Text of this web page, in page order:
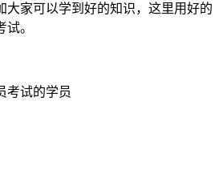
大家可以学到好的知识，这里用好的
。
考试的学员